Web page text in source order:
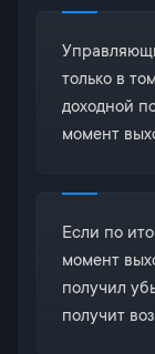
только в
доходной
момент
Если по
момент
получил
получит